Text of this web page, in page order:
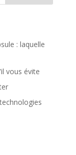
: laquelle
vous évite